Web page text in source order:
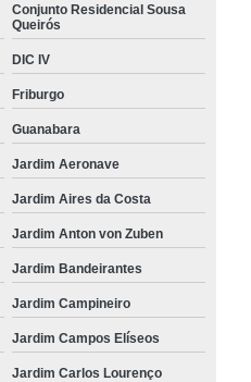
Conjunto Residencial Sousa
Queirós
DIC IV
Friburgo
Guanabara
Jardim Aeronave
Jardim Aires da Costa
Jardim Anton von Zuben
Jardim Bandeirantes
Jardim Campineiro
Jardim Campos Elíseos
Jardim Carlos Lourenço